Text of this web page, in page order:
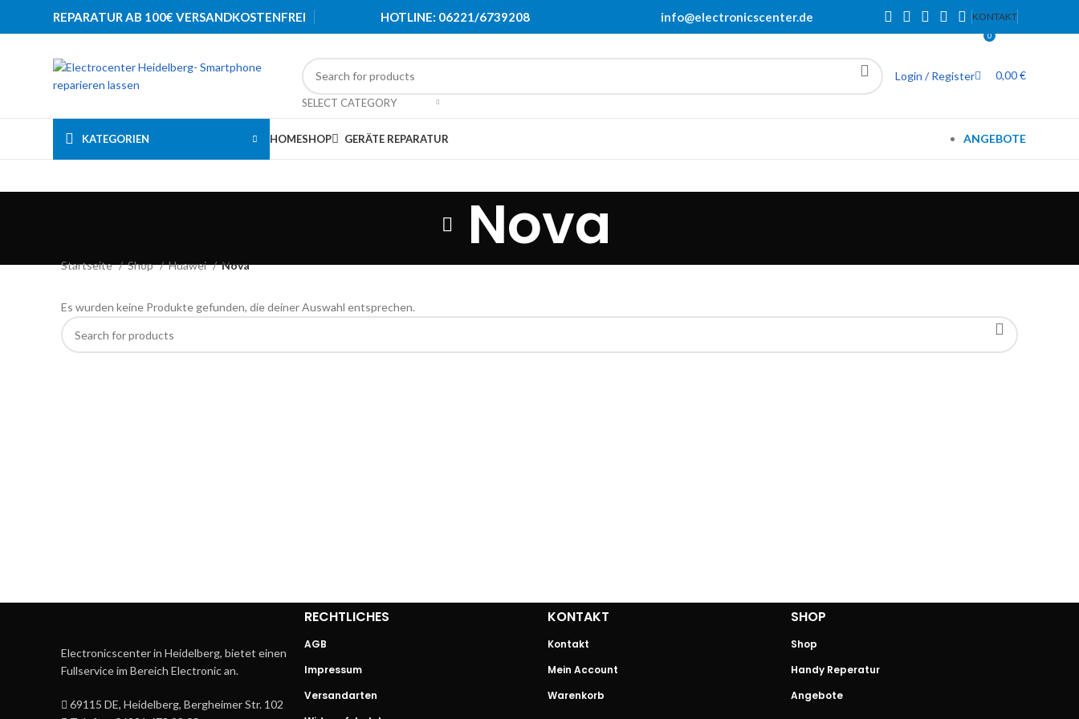
REPARATUR AB 100€ VERSANDKOSTENFREI HOTLINE: 06221/6739208 info@electronicscenter.de KONTAKT
SELECT CATEGORY
Login / Register
0
0,00€
KATEGORIEN HOMESHOP GERÄTE REPARATUR ANGEBOTE
Nova
Startseite Shop Huawei Nova
Es wurden keine Produkte gefunden, die deiner Auswahl entsprechen.
Electronicscenter in Heidelberg, bietet einen
Fullservice im Bereich Electronic an.
69115 DE, Heidelberg, Bergheimer Str. 102
RECHTLICHES
AGB
Impressum
Versandarten
KONTAKT
Kontakt
Mein Account
Warenkorb
SHOP
Shop
Handy Reperatur
Angebote